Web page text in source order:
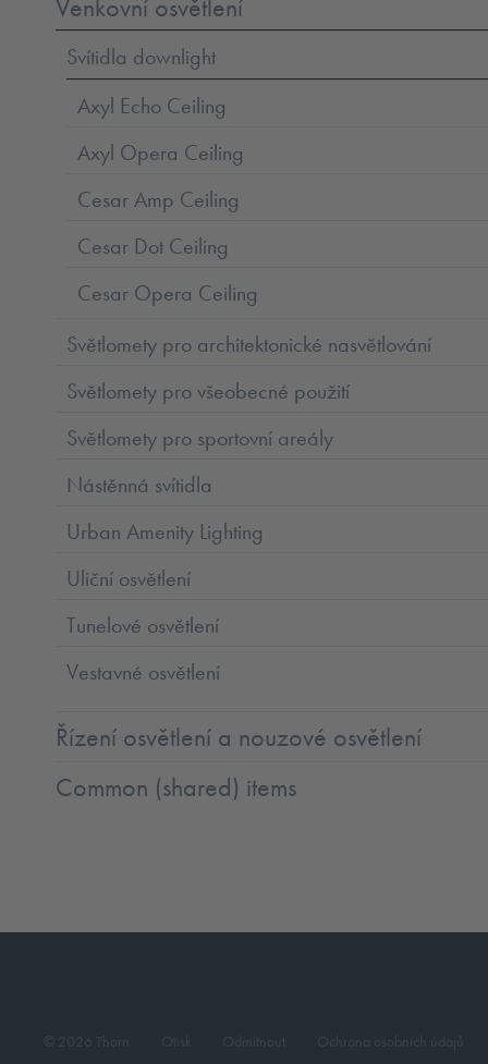
Venkovní osvětlení
Svítidla downlight
Axyl Echo Ceiling
Axyl Opera Ceiling
Cesar Amp Ceiling
Cesar Dot Ceiling
Cesar Opera Ceiling
Světlomety pro architektonické nasvětlování
Světlomety pro všeobecné použití
Světlomety pro sportovní areály
Nástěnná svítidla
Urban Amenity Lighting
Uliční osvětlení
Tunelové osvětlení
Vestavné osvětlení
Řízení osvětlení a nouzové osvětlení
Common (shared) items